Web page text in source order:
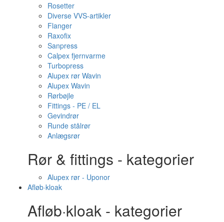
Rosetter
Diverse VVS-artikler
Flanger
Raxofix
Sanpress
Calpex fjernvarme
Turbopress
Alupex rør Wavin
Alupex Wavin
Rørbøjle
Fittings - PE / EL
Gevindrør
Runde stålrør
Anlægsrør
Rør & fittings - kategorier
Alupex rør - Uponor
Afløb·kloak
Afløb·kloak - kategorier